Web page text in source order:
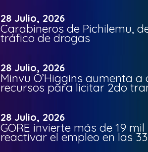
28 Julio, 2026
Carabineros de Pichilemu,
tráfico de drogas
28 Julio, 2026
Minvu O’Higgins aumenta a
recursos para licitar 2do
28 Julio, 2026
GORE invierte más de 19
reactivar el empleo en las